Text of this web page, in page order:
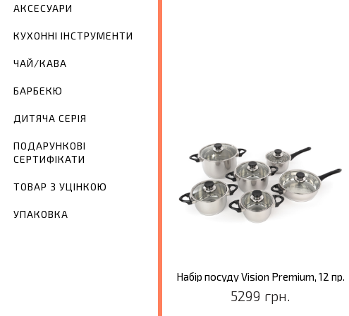
АКСЕСУАРИ
КУХОННІ ІНСТРУМЕНТИ
ЧАЙ/КАВА
БАРБЕКЮ
ДИТЯЧА СЕРІЯ
ПОДАРУНКОВІ
СЕРТИФІКАТИ
ТОВАР З УЦІНКОЮ
УПАКОВКА
Набір посуду Vision Premium, 12 пр.
5299 грн.